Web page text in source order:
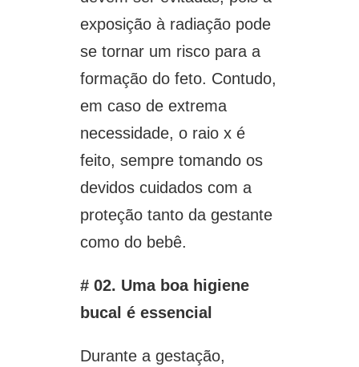
exposição à radiação pode
se tornar um risco para a
formação do feto. Contudo,
em caso de extrema
necessidade, o raio x é
feito, sempre tomando os
devidos cuidados com a
proteção tanto da gestante
como do bebê.
# 02. Uma boa higiene
bucal é essencial
Durante a gestação,